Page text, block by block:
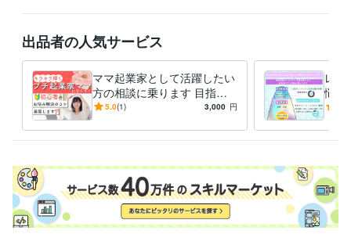
◎メッセージチャットのサービスは24時間、いつでもご連絡お待ちして
おります。本業が忙しい時にはご質問へのお返事や納品にお時間をいた
だく場合があることをご承諾の上、ご購入ください。
受賞歴
ムーンデーセミナー 親子で考えよういじめ防止のロゴマーク　教育
長賞 布ナプキン啓蒙セミナー
普通自動車運転免許
中学校教諭第一種免許状外国語科（英語）
高等学校教諭第一種免許状外国語科（英語） 取得年 : 2005年
日商簿記検定3級 取得年 : 2003年
秘書検定3級 取得年 : 2003年
出品者の人気サービス
ママ起業家として活躍したい
方の相談に乗ります 目指
せ！ママ起業家！自分らしく
5.0(1) 3,000 円
レム
悩み
こか